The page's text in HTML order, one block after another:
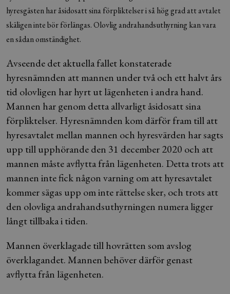
hyresgästen har åsidosatt sina förpliktelser i så hög grad att avtalet
skäligen inte bör förlängas. Olovlig andrahandsuthyrning kan vara
en sådan omständighet.
Avseende det aktuella fallet konstaterade
hyresnämnden att mannen under två och ett halvt års
tid olovligen har hyrt ut lägenheten i andra hand.
Mannen har genom detta allvarligt åsidosatt sina
förpliktelser. Hyresnämnden kom därför fram till att
hyresavtalet mellan mannen och hyresvärden har sagts
upp till upphörande den 31 december 2020 och att
mannen måste avflytta från lägenheten. Detta trots att
mannen inte fick någon varning om att hyresavtalet
kommer sägas upp om inte rättelse sker, och trots att
den olovliga andrahandsuthyrningen numera ligger
långt tillbaka i tiden.
Mannen överklagade till hovrätten som avslog
överklagandet. Mannen behöver därför genast
avflytta från lägenheten.